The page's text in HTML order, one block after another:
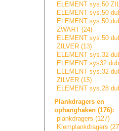
ELEMENT sys.50
ELEMENT sys.50
ELEMENT sys.50
ZWART (24)
ELEMENT sys.50
ZILVER (13)
ELEMENT sys.32
ELEMENT sys32
ELEMENT sys.32
ZILVER (15)
ELEMENT sys.28
Plankdragers en
ophanghaken (176):
plankdragers (127)
Klemplankdragers